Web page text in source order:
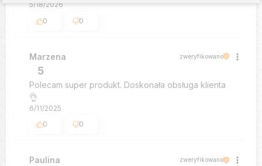
5/18/2026
0
0
Marzena zweryfikowano
5
Polecam super produkt. Doskonała obsługa klienta
👌
6/11/2025
0
0
Paulina zweryfikowano